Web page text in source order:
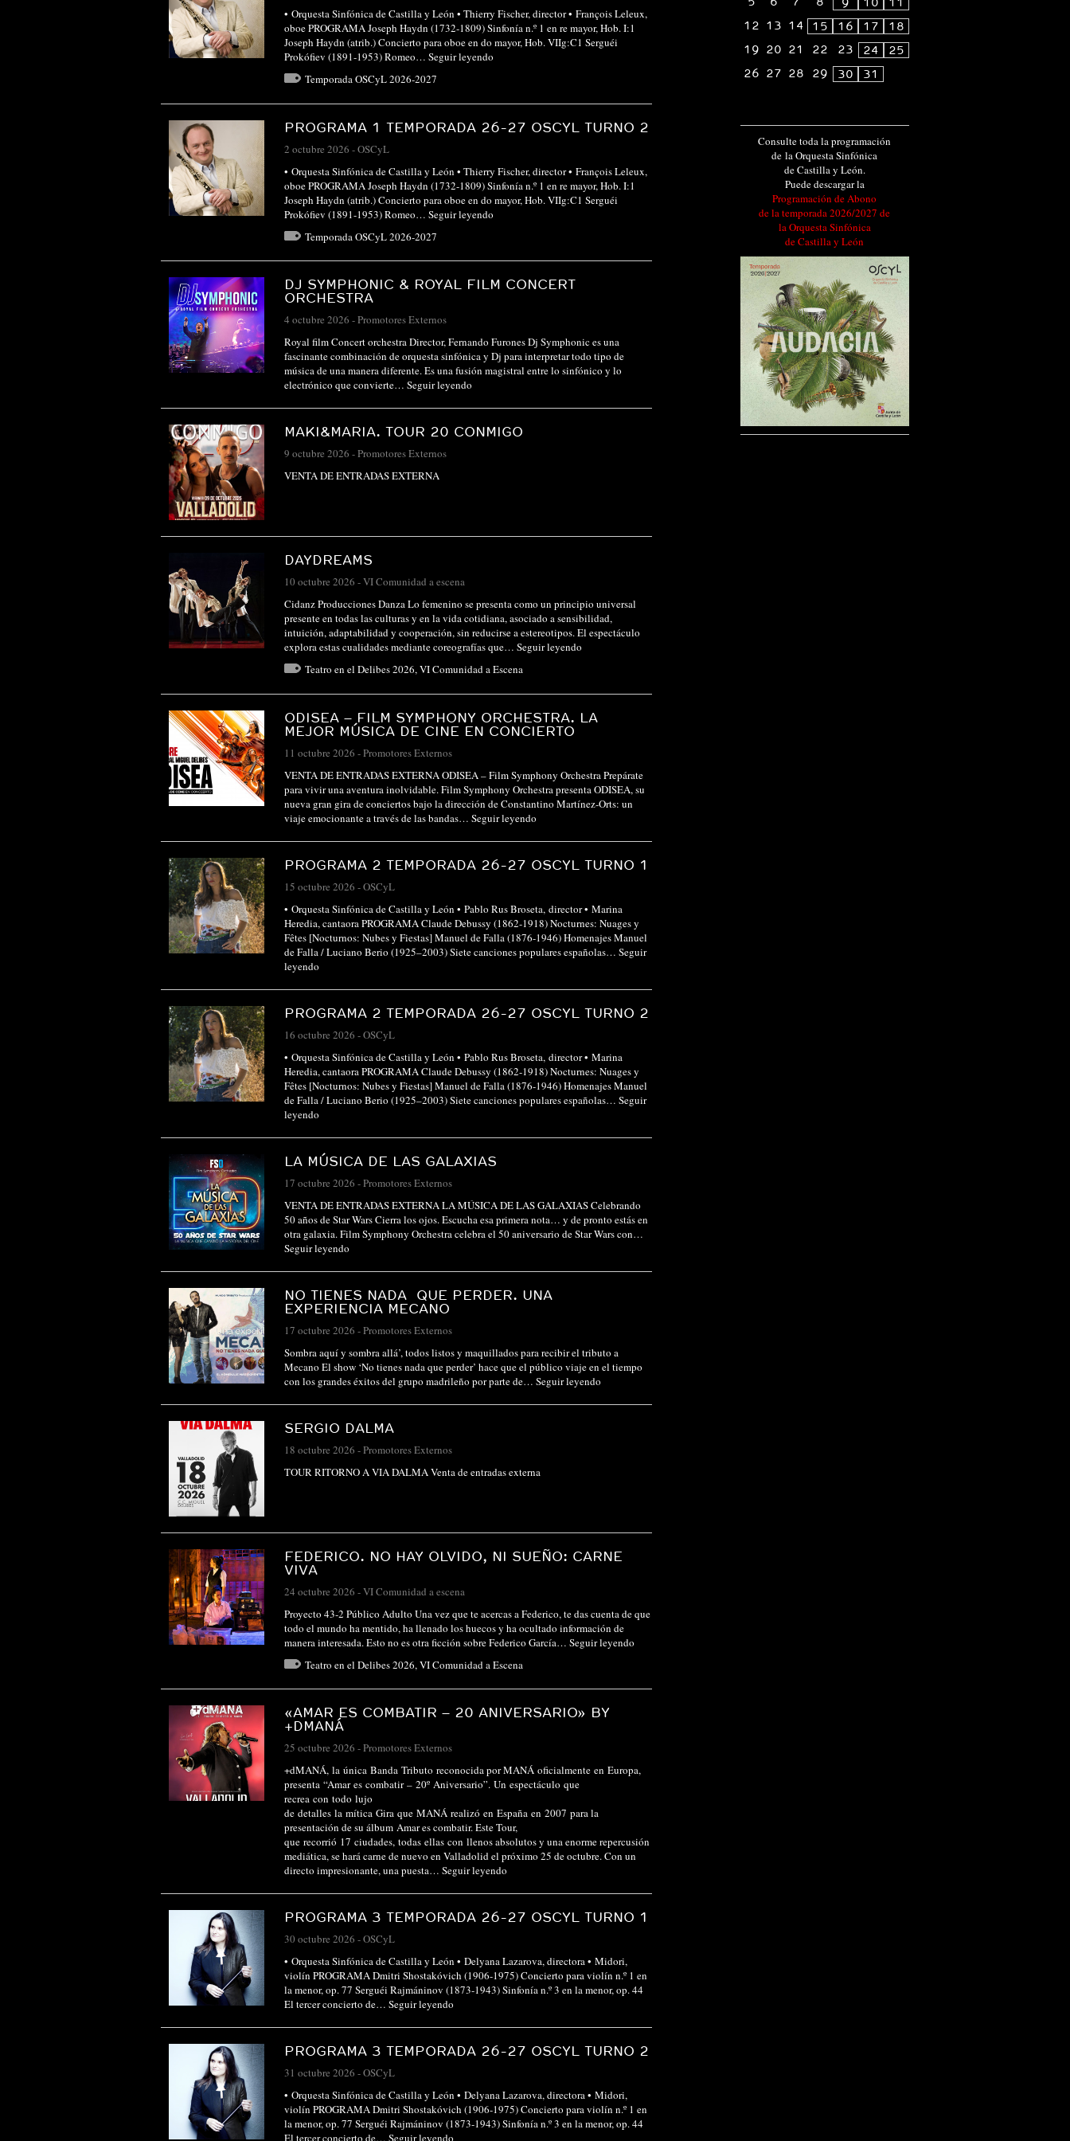
• Orquesta Sinfónica de Castilla y León • Thierry Fischer, director • François Leleux,
oboe PROGRAMA Joseph Haydn (1732-1809) Sinfonía n.º 1 en re mayor, Hob. I:1
Joseph Haydn (atrib.) Concierto para oboe en do mayor, Hob. VIIg:C1 Serguéi
Prokófiev (1891-1953) Romeo… Seguir leyendo
Temporada OSCyL 2026-2027
PROGRAMA 1 TEMPORADA 26-27 OSCYL TURNO 2
2 octubre 2026 -OSCyL
• Orquesta Sinfónica de Castilla y León • Thierry Fischer, director • François Leleux,
oboe PROGRAMA Joseph Haydn (1732-1809) Sinfonía n.º 1 en re mayor, Hob. I:1
Joseph Haydn (atrib.) Concierto para oboe en do mayor, Hob. VIIg:C1 Serguéi
Prokófiev (1891-1953) Romeo… Seguir leyendo
Temporada OSCyL 2026-2027
DJ SYMPHONIC & ROYAL FILM CONCERT
ORCHESTRA
4 octubre 2026 -Promotores Externos
Royal film Concert orchestra Director, Fernando Furones Dj Symphonic es una
fascinante combinación de orquesta sinfónica y Dj para interpretar todo tipo de
música de una manera diferente. Es una fusión magistral entre lo sinfónico y lo
electrónico que convierte… Seguir leyendo
MAKI&MARIA. TOUR 20 CONMIGO
9 octubre 2026 -Promotores Externos
VENTA DE ENTRADAS EXTERNA
DAYDREAMS
10 octubre 2026 -VI Comunidad a escena
Cidanz Producciones Danza Lo femenino se presenta como un principio universal
presente en todas las culturas y en la vida cotidiana, asociado a sensibilidad,
intuición, adaptabilidad y cooperación, sin reducirse a estereotipos. El espectáculo
explora estas cualidades mediante coreografías que… Seguir leyendo
Teatro en el Delibes 2026,VI Comunidad a Escena
ODISEA – FILM SYMPHONY ORCHESTRA. LA
MEJOR MÚSICA DE CINE EN CONCIERTO
11 octubre 2026 -Promotores Externos
VENTA DE ENTRADAS EXTERNA ODISEA – Film Symphony Orchestra Prepárate
para vivir una aventura inolvidable. Film Symphony Orchestra presenta ODISEA, su
nueva gran gira de conciertos bajo la dirección de Constantino Martínez-Orts: un
viaje emocionante a través de las bandas… Seguir leyendo
PROGRAMA 2 TEMPORADA 26-27 OSCYL TURNO 1
15 octubre 2026 -OSCyL
• Orquesta Sinfónica de Castilla y León • Pablo Rus Broseta, director • Marina
Heredia, cantaora PROGRAMA Claude Debussy (1862-1918) Nocturnes: Nuages y
Fêtes [Nocturnos: Nubes y Fiestas] Manuel de Falla (1876-1946) Homenajes Manuel
de Falla / Luciano Berio (1925–2003) Siete canciones populares españolas… Seguir
leyendo
PROGRAMA 2 TEMPORADA 26-27 OSCYL TURNO 2
16 octubre 2026 -OSCyL
• Orquesta Sinfónica de Castilla y León • Pablo Rus Broseta, director • Marina
Heredia, cantaora PROGRAMA Claude Debussy (1862-1918) Nocturnes: Nuages y
Fêtes [Nocturnos: Nubes y Fiestas] Manuel de Falla (1876-1946) Homenajes Manuel
de Falla / Luciano Berio (1925–2003) Siete canciones populares españolas… Seguir
leyendo
LA MÚSICA DE LAS GALAXIAS
17 octubre 2026 -Promotores Externos
VENTA DE ENTRADAS EXTERNA LA MÚSICA DE LAS GALAXIAS Celebrando
50 años de Star Wars Cierra los ojos. Escucha esa primera nota… y de pronto estás en
otra galaxia. Film Symphony Orchestra celebra el 50 aniversario de Star Wars con…
Seguir leyendo
NO TIENES NADA QUE PERDER. UNA
EXPERIENCIA MECANO
17 octubre 2026 -Promotores Externos
Sombra aquí y sombra allá’, todos listos y maquillados para recibir el tributo a
Mecano El show ‘No tienes nada que perder’ hace que el público viaje en el tiempo
con los grandes éxitos del grupo madrileño por parte de… Seguir leyendo
SERGIO DALMA
18 octubre 2026 -Promotores Externos
TOUR RITORNO A VIA DALMA Venta de entradas externa
FEDERICO. NO HAY OLVIDO, NI SUEÑO: CARNE
VIVA
24 octubre 2026 -VI Comunidad a escena
Proyecto 43-2 Público Adulto Una vez que te acercas a Federico, te das cuenta de que
todo el mundo ha mentido, ha llenado los huecos y ha ocultado información de
manera interesada. Esto no es otra ficción sobre Federico García… Seguir leyendo
Teatro en el Delibes 2026, VI Comunidad a Escena
«AMAR ES COMBATIR – 20 ANIVERSARIO» BY
+DMANÁ
25 octubre 2026 -Promotores Externos
+dMANÁ, la única Banda Tributo reconocida por MANÁ oficialmente en Europa,
presenta “Amar es combatir – 20º Aniversario”. Un espectáculo que
recrea con todo lujo
de detalles la mítica Gira que MANÁ realizó en España en 2007 para la
presentación de su álbum Amar es combatir. Este Tour,
que recorrió 17 ciudades, todas ellas con llenos absolutos y una enorme repercusión
mediática, se hará carne de nuevo en Valladolid el próximo 25 de octubre. Con un
directo impresionante, una puesta… Seguir leyendo
PROGRAMA 3 TEMPORADA 26-27 OSCYL TURNO 1
30 octubre 2026 -OSCyL
• Orquesta Sinfónica de Castilla y León • Delyana Lazarova, directora • Midori,
violín PROGRAMA Dmitri Shostakóvich (1906-1975) Concierto para violín n.º 1 en
la menor, op. 77 Serguéi Rajmáninov (1873-1943) Sinfonía n.º 3 en la menor, op. 44
El tercer concierto de… Seguir leyendo
PROGRAMA 3 TEMPORADA 26-27 OSCYL TURNO 2
31 octubre 2026 -OSCyL
• Orquesta Sinfónica de Castilla y León • Delyana Lazarova, directora • Midori,
violín PROGRAMA Dmitri Shostakóvich (1906-1975) Concierto para violín n.º 1 en
la menor, op. 77 Serguéi Rajmáninov (1873-1943) Sinfonía n.º 3 en la menor, op. 44
El tercer concierto de… Seguir leyendo
12 13 14 15 16 17
18
19 20 21 22 23 24
25
26 27 28 29 30 31
Consulte toda la programación
de la Orquesta Sinfónica
de Castilla y León.
Puede descargar la
Programación de Abono
de la temporada 2026/2027 de
la Orquesta Sinfónica
de Castilla y León